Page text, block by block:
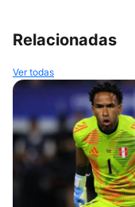
Relacionadas
Ver todas